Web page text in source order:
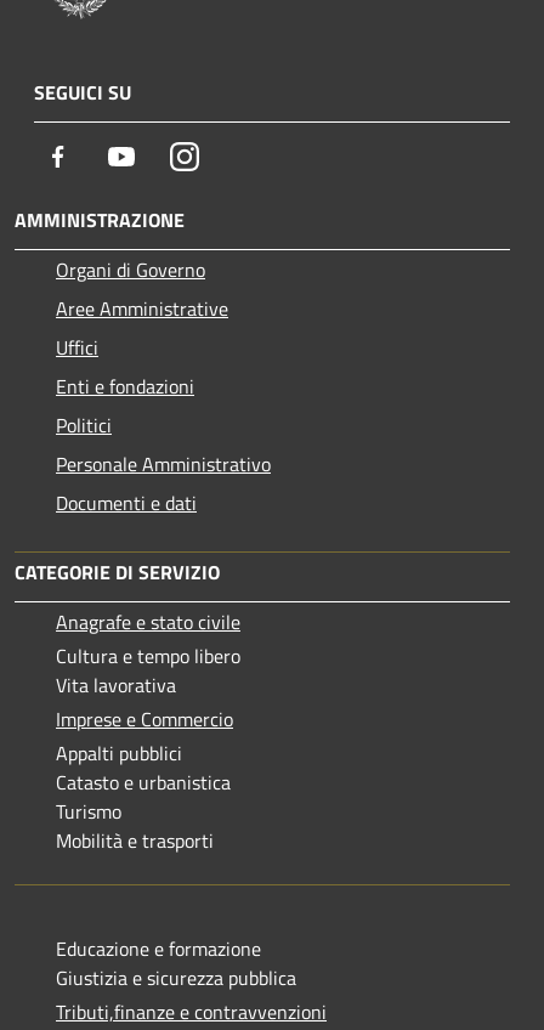
SEGUICI SU
Facebook YoutubeInstagram
AMMINISTRAZIONE
Organi di Governo
Aree Amministrative
Uffici
Enti e fondazioni
Politici
Personale Amministrativo
Documenti e dati
CATEGORIE DI SERVIZIO
Anagrafe e stato civile
Cultura e tempo libero
Vita lavorativa
Imprese e Commercio
Appalti pubblici
Catasto e urbanistica
Turismo
Mobilità e trasporti
Educazione e formazione
Giustizia e sicurezza pubblica
Tributi,finanze e contravvenzioni